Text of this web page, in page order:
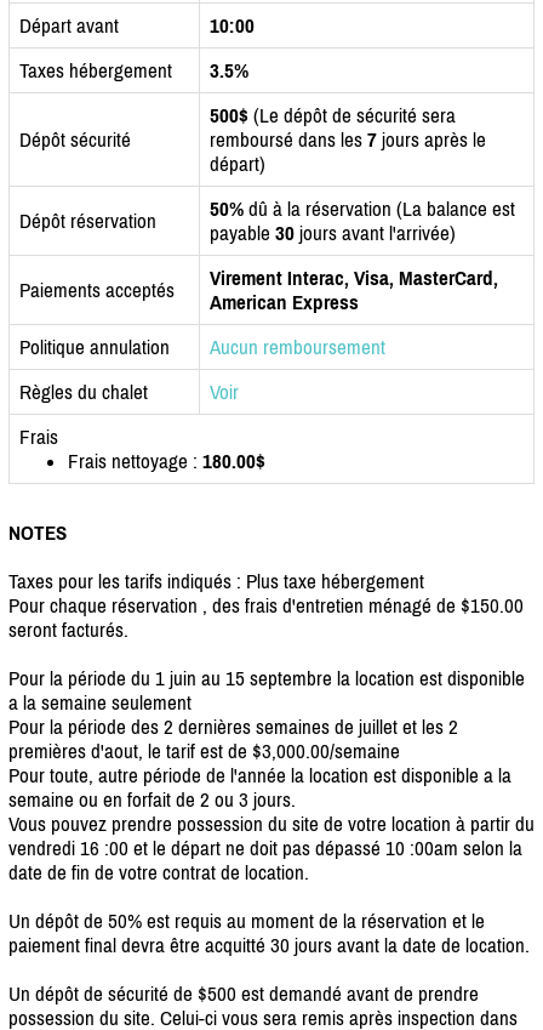
Départ avant
10:00
Taxes hébergement
3.5%
Dépôt sécurité
500$ (Le dépôt de sécurité sera
remboursé dans les 7 jours après le
départ)
Dépôt réservation 50% dû à la réservation (La balance est
payable 30 jours avant l'arrivée)
Paiements acceptés
Virement Interac, Visa, MasterCard,
American Express
Politique annulation
Aucun remboursement
Règles du chalet
Voir
Frais
Frais nettoyage : 180.00$
NOTES
Taxes pour les tarifs indiqués : Plus taxe hébergement
Pour chaque réservation , des frais d'entretien ménagé de $150.00
seront facturés.
Pour la période du 1 juin au 15 septembre la location est disponible
a la semaine seulement
Pour la période des 2 dernières semaines de juillet et les 2
premières d'aout, le tarif est de $3,000.00/semaine
Pour toute, autre période de l'année la location est disponible a la
semaine ou en forfait de 2 ou 3 jours.
Vous pouvez prendre possession du site de votre location à partir du
vendredi 16 :00 et le départ ne doit pas dépassé 10 :00am selon la
date de fin de votre contrat de location.
Un dépôt de 50% est requis au moment de la réservation et le
paiement final devra être acquitté 30 jours avant la date de location.
Un dépôt de sécurité de $500 est demandé avant de prendre
possession du site. Celui-ci vous sera remis après inspection dans